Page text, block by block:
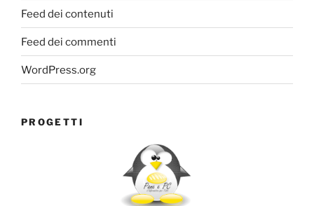
Feed dei contenuti
Feed dei commenti
WordPress.org
PROGETTI